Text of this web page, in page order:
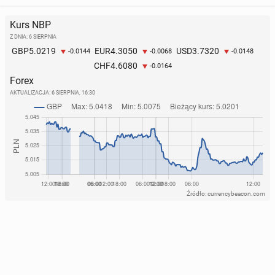
Kurs NBP
Z DNIA: 6 SIERPNIA
GBP5.0219 -0.0144 EUR4.3050 -0.0068 USD3.7320 -0.0148
CHF4.6080 -0.0164
Forex
AKTUALIZACJA: 6 SIERPNIA, 16:30
Źródło: currencybeacon.com